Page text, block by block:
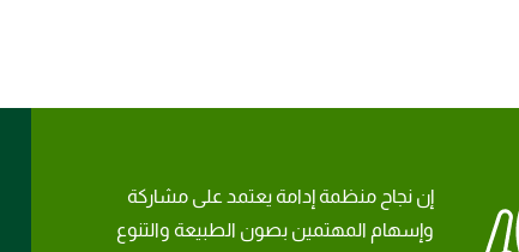
إن نجاح منظمة إدامة يعتمد على مشاركة
وإسهام المهتمين بصون الطبيعة والتنوع